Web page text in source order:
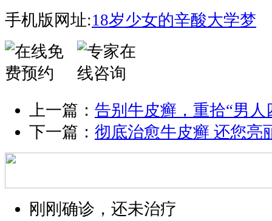
手机版网址:18岁少女的辛酸大学梦
上一篇： 告别牛皮癣，重拾“男人
下一篇： 彻底治愈牛皮癣 还您亮
刚刚确诊，还未治疗